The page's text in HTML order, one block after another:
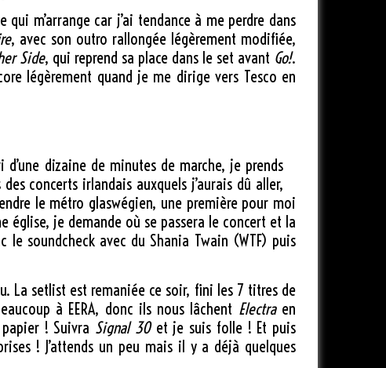
m’arrange car j’ai tendance à me perdre dans
, avec son outro rallongée légèrement modifiée,
Side, qui reprend sa place dans le set avant Go!.
légèrement quand je me dirige vers Tesco en
dizaine de minutes de marche, je prends
concerts irlandais auxquels j’aurais dû aller,
le métro glaswégien, une première pour moi
église, je demande où se passera le concert et la
soundcheck avec du Shania Twain (WTF) puis
La setlist est remaniée ce soir, fini les 7 titres de
à EERA, donc ils nous lâchent Electraen
! Suivra Signal 30et je suis folle ! Et puis
! J’attends un peu mais il y a déjà quelques